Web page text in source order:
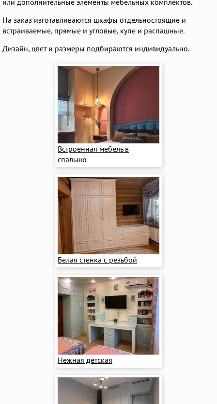
или дополнительные элементы мебельных комплектов.
На заказ изготавливаются шкафы отдельностоящие и
встраиваемые, прямые и угловые, купе и распашные.
Дизайн, цвет и размеры подбираются индивидуально.
Встроенная мебель в
спальню
Белая стенка с резьбой
Нежная детская